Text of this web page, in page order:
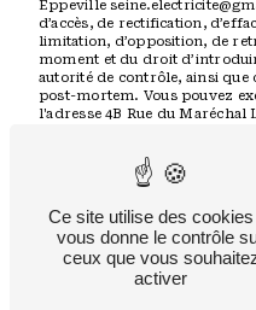
Eppeville
d’accès, de rectification,
limitation, d’opposition, de
moment et du droit
autorité de contrôle, ainsi que
post-mortem. Vous pouvez
l'adresse 4B Rue du Maréchal
courrier électronique à
justificatif d'identité pourra
conservons vos données
puis pendant la durée de
et de gestion des
sur la liste d'opposition au
à cette adresse:
plus d’informations sur vos
Ce site utilise des
vous donne le contrôle
ceux que vous
activer